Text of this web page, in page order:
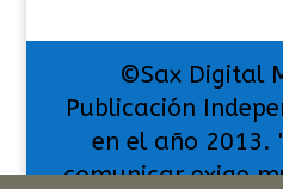
©Sax Digital
Publicación
en el año 2013.
comunicar exige